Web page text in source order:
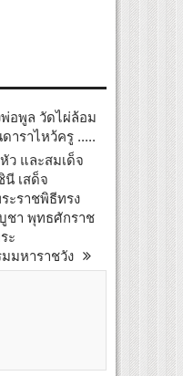
อพูล วัดไผ่ล้อม
าราไหว้ครู .....
ว และสมเด็จ
นี เสด็จ
ะราชพิธีทรง
ชา พุทธศักราช
ะ
มหาราชวัง